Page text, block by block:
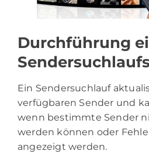
Durchführung
Ein Sendersuchlauf
verfügbaren Sender und
wenn bestimmte Sender
werden können oder
angezeigt werden.